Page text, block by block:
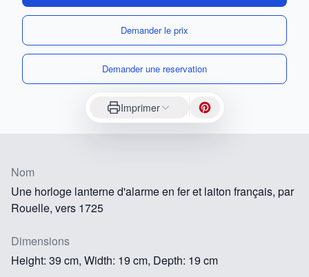
Demander le prix
Demander une reservation
Imprimer
Nom
Une horloge lanterne d'alarme en fer et laiton français, par
Rouelle, vers 1725
Dimensions
Height: 39 cm, Width: 19 cm, Depth: 19 cm